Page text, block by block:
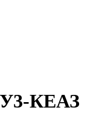
У3-КЕАЗ